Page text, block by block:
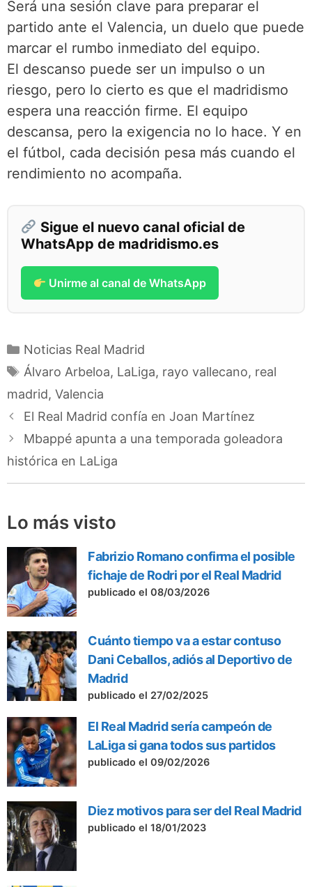
Será una sesión clave para preparar el
partido ante el Valencia, un duelo que puede
marcar el rumbo inmediato del equipo.
El descanso puede ser un impulso o un
riesgo, pero lo cierto es que el madridismo
espera una reacción firme. El equipo
descansa, pero la exigencia no lo hace. Y en
el fútbol, cada decisión pesa más cuando el
rendimiento no acompaña.
Sigue el nuevo canal oficial de
WhatsApp de madridismo.es
Unirme al canal de WhatsApp
Categorías
Noticias Real Madrid
Etiquetas
Álvaro Arbeloa, LaLiga, rayo vallecano, real
madrid, Valencia
El Real Madrid confía en Joan Martínez
Mbappé apunta a una temporada goleadora
histórica en LaLiga
Lo más visto
Fabrizio Romano confirma el posible
fichaje de Rodri por el Real Madrid
publicado el 08/03/2026
Cuánto tiempo va a estar contuso
Dani Ceballos, adiós al Deportivo de
Madrid
publicado el 27/02/2025
El Real Madrid sería campeón de
LaLiga si gana todos sus partidos
publicado el 09/02/2026
Diez motivos para ser del Real Madrid
publicado el 18/01/2023